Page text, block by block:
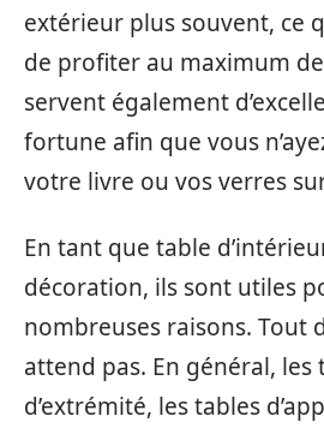
extérieur plus souvent, ce
de profiter au maximum
servent également
fortune afin que vous
votre livre ou vos verres
En tant que table
décoration, ils sont utiles
nombreuses raisons. Tout
attend pas. En général, les
d’extrémité, les tables